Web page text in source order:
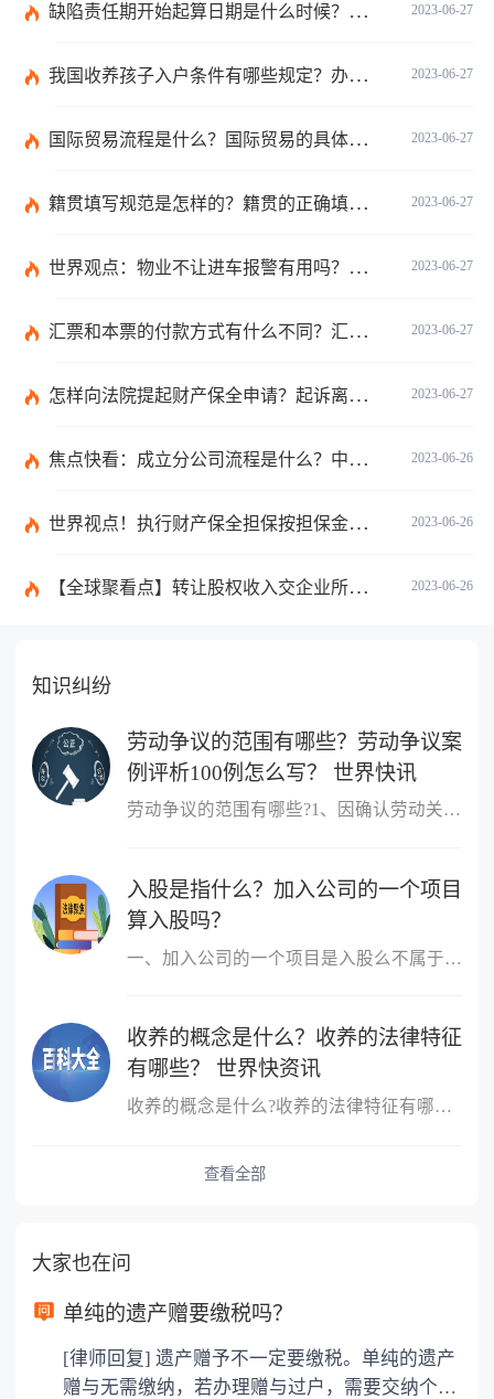
2023-06-27
缺陷责任期开始起算日期是什么时候？缺陷责任终止证书签发的必要条件是什么？
2023-06-27
我国收养孩子入户条件有哪些规定？办理收养登记的事实收养情况有几种？
2023-06-27
国际贸易流程是什么？国际贸易的具体流程的内容都有哪些？
2023-06-27
籍贯填写规范是怎样的？籍贯的正确填写规范是什么？-天天微动态
2023-06-27
世界观点：物业不让进车报警有用吗？小区不让业主进车该怎么投诉？
2023-06-27
汇票和本票的付款方式有什么不同？汇票和本票包含的交易数有什么不同？ 环球今热点
2023-06-27
怎样向法院提起财产保全申请？起诉离婚能申请财产保全吗？_全球快播
2023-06-26
焦点快看：成立分公司流程是什么？中华人民共和国公司登记管理条例第四十七条是什么？
2023-06-26
世界视点！执行财产保全担保按担保金额的1%收取吗？
2023-06-26
【全球聚看点】转让股权收入交企业所得税吗？企业所得税征税原则是什么？
知识纠纷
劳动争议的范围有哪些？劳动争议案
例评析100例怎么写？ 世界快讯
劳动争议的范围有哪些?1、因确认劳动关系发生的争议;2、因订立、履
入股是指什么？加入公司的一个项目
算入股吗？
一、加入公司的一个项目是入股么不属于，入股是指公司成立后，原始
收养的概念是什么？收养的法律特征
有哪些？ 世界快资讯
收养的概念是什么?收养的法律特征有哪些?收养，是指自然人领养他人
查看全部
大家也在问
单纯的遗产赠要缴税吗？
[律师回复] 遗产赠予不一定要缴税。单纯的遗产
赠与无需缴纳，若办理赠与过户，需要交纳个人